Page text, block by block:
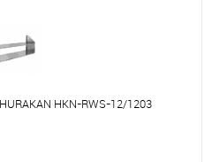
HKN-RWS-12/1203